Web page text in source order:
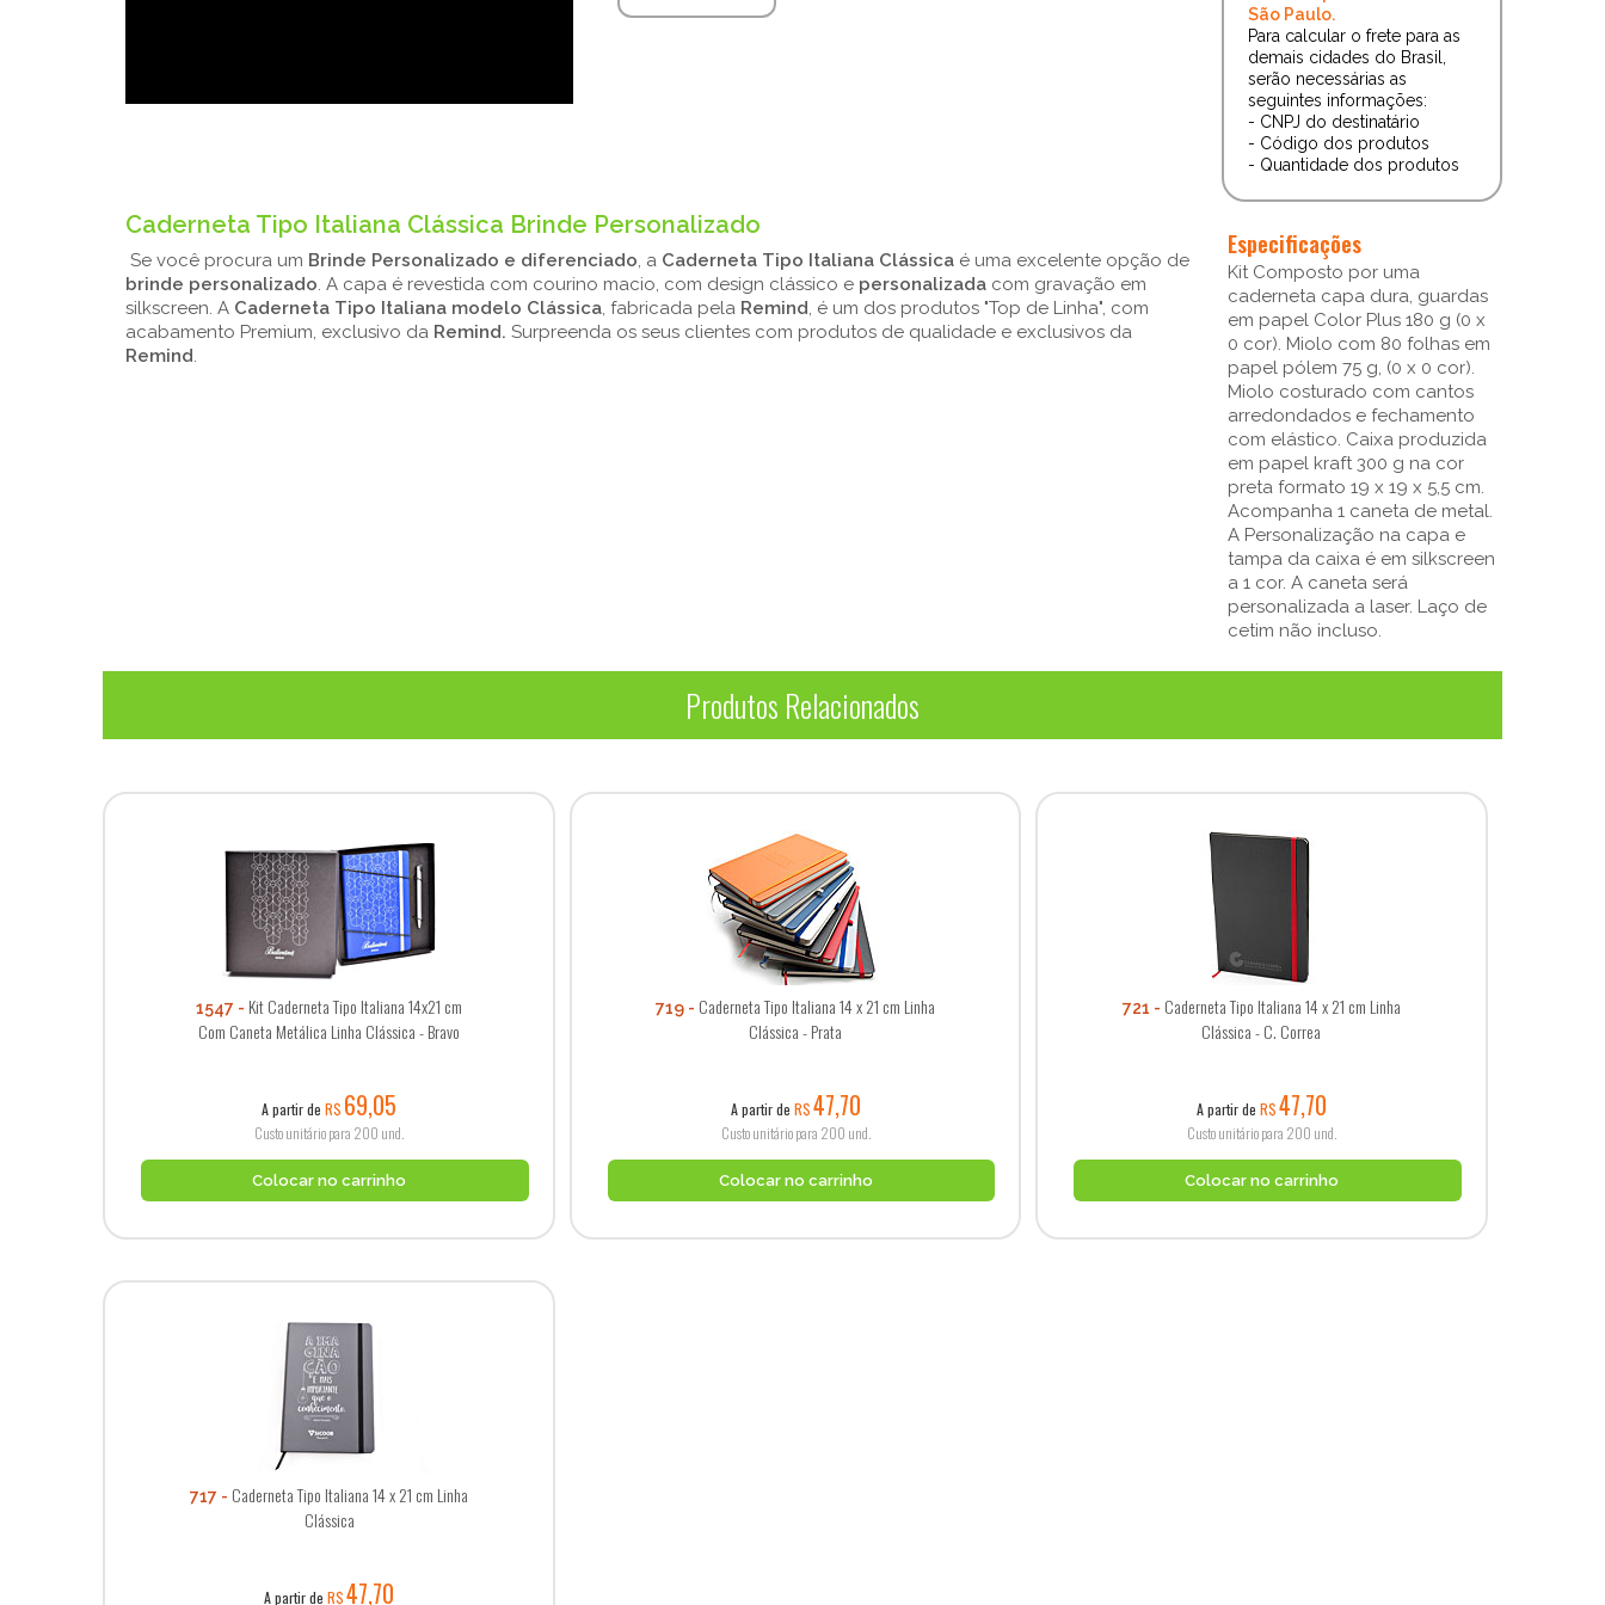
Caderneta Tipo Italiana Clássica Brinde Personalizado
Se você procura um Brinde Personalizado e diferenciado , a Caderneta Tipo Italiana Clássica é uma excelente opção de
brinde personalizado . A capa é revestida com courino macio, com design clássico e personalizada com gravação em
silkscreen. A Caderneta Tipo Italiana modelo Clássica , fabricada pela Remind , é um dos produtos "Top de Linha", com
acabamento Premium, exclusivo da Remind. Surpreenda os seus clientes com produtos de qualidade e exclusivos da
Remind
São Paulo.
Para calcular o frete para as
demais cidades do Brasil,
serão necessárias as
seguintes informações:
- CNPJ do destinatário
- Código dos produtos
- Quantidade dos produtos
Especificações
Kit Composto por uma
caderneta capa dura, guardas
em papel Color Plus 180 g (0 x
0 cor). Miolo com 80 folhas em
papel pólem 75 g, (0 x 0 cor).
Miolo costurado com cantos
arredondados e fechamento
com elástico. Caixa produzida
em papel kraft 300 g na cor
preta formato 19 x 19 x 5,5 cm.
Acompanha 1 caneta de metal.
A Personalização na capa e
tampa da caixa é em silkscreen
a 1 cor. A caneta será
personalizada a laser. Laço de
cetim não incluso.
Produtos Relacionados
1547
Kit Caderneta Tipo Italiana 14x21 cm
Com Caneta Metálica Linha Clássica - Bravo
A partir deR$ 69,05
Custo unitário para 200 und.
Colocar no carrinho
719
Caderneta Tipo Italiana 14 x 21 cm Linha
Clássica - Prata
A partir de R$47,70
Custo unitário para 200 und.
Colocar no carrinho
721
Caderneta Tipo Italiana 14 x 21 cm Linha
Clássica - C. Correa
A partir de R$47,70
Custo unitário para 200 und.
Colocar no carrinho
717
Caderneta Tipo Italiana 14 x 21 cm Linha
Clássica
A partir deR$47,70